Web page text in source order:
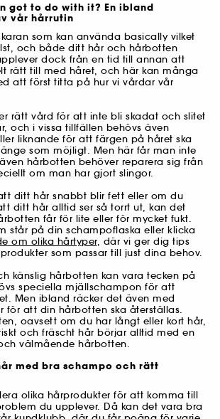
got to do with it? En ibland
vår hårrutin
som kan använda basically vilket
och både ditt hår och hårbotten
dock från en tid till annan att
rätt till med håret, och här kan många
att först titta på hur vi vårdar vår
rätt vård för att inte bli skadat och slitet
och i vissa tillfällen behövs även
liknande för att färgen på håret ska
som möjligt. Men här får man inte
hårbotten behöver reparera sig från
om man har gjort slingor.
ditt hår snabbt blir fett eller om du
ditt hår alltid ser så torrt ut, kan det
får för lite eller för mycket fukt.
står på din schampoflaska eller klicka
om olika hårtyper, där vi ger dig tips
som passar till just dina behov.
känslig hårbotten kan vara tecken på
speciella mjällschampon för att
Men ibland räcker det även med
för att din hårbotten ska återställas.
oavsett om du har långt eller kort hår,
och fräscht hår börjar alltid med en
välmående hårbotten.
med bra schampo och rätt
olika hårprodukter för att komma till
du upplever. Då kan det vara bra